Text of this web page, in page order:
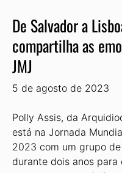
De Salvador a
compartilha as
JMJ
5 de agosto de 2023
Polly Assis, da
está na Jornada
2023 com um grupo
durante dois anos